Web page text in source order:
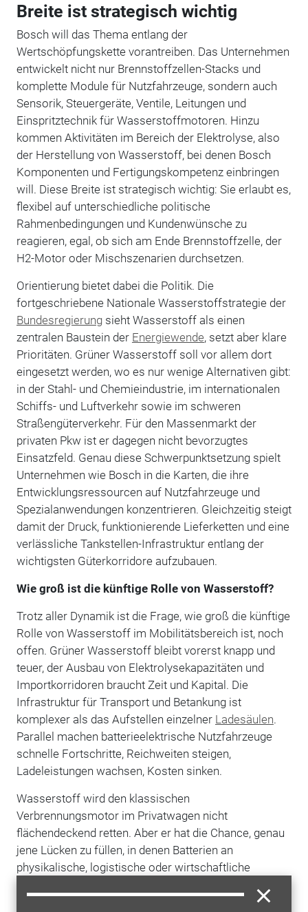
Breite ist strategisch wichtig
Bosch will das Thema entlang der
Wertschöpfungskette vorantreiben. Das Unternehmen
entwickelt nicht nur Brennstoffzellen-Stacks und
komplette Module für Nutzfahrzeuge, sondern auch
Sensorik, Steuergeräte, Ventile, Leitungen und
Einspritztechnik für Wasserstoffmotoren. Hinzu
kommen Aktivitäten im Bereich der Elektrolyse, also
der Herstellung von Wasserstoff, bei denen Bosch
Komponenten und Fertigungskompetenz einbringen
will. Diese Breite ist strategisch wichtig: Sie erlaubt es,
flexibel auf unterschiedliche politische
Rahmenbedingungen und Kundenwünsche zu
reagieren, egal, ob sich am Ende Brennstoffzelle, der
H2-Motor oder Mischszenarien durchsetzen.
Orientierung bietet dabei die Politik. Die
fortgeschriebene Nationale Wasserstoffstrategie der
Bundesregierungsieht Wasserstoff als einen
zentralen Baustein der Energiewende, setzt aber klare
Prioritäten. Grüner Wasserstoff soll vor allem dort
eingesetzt werden, wo es nur wenige Alternativen gibt:
in der Stahl- und Chemieindustrie, im internationalen
Schiffs- und Luftverkehr sowie im schweren
Straßengüterverkehr. Für den Massenmarkt der
privaten Pkw ist er dagegen nicht bevorzugtes
Einsatzfeld. Genau diese Schwerpunktsetzung spielt
Unternehmen wie Bosch in die Karten, die ihre
Entwicklungsressourcen auf Nutzfahrzeuge und
Spezialanwendungen konzentrieren. Gleichzeitig steigt
damit der Druck, funktionierende Lieferketten und eine
verlässliche Tankstellen-Infrastruktur entlang der
wichtigsten Güterkorridore aufzubauen.
Wie groß ist die künftige Rolle von Wasserstoff?
Trotz aller Dynamik ist die Frage, wie groß die künftige
Rolle von Wasserstoff im Mobilitätsbereich ist, noch
offen. Grüner Wasserstoff bleibt vorerst knapp und
teuer, der Ausbau von Elektrolysekapazitäten und
Importkorridoren braucht Zeit und Kapital. Die
Infrastruktur für Transport und Betankung ist
komplexer als das Aufstellen einzelner Ladesäulen.
Parallel machen batterieelektrische Nutzfahrzeuge
schnelle Fortschritte, Reichweiten steigen,
Ladeleistungen wachsen, Kosten sinken.
Wasserstoff wird den klassischen
Verbrennungsmotor im Privatwagen nicht
flächendeckend retten. Aber er hat die Chance, genau
jene Lücken zu füllen, in denen Batterien an
physikalische, logistische oder wirtschaftliche
ein großer Teil der künftigen H2-Kilometer nicht im